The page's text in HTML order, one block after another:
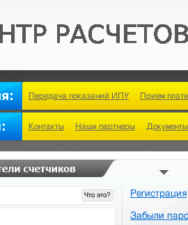
Контакты Наши партнеры Документы
Передача показаний ИПУ Прием
Что это? Регистрация
Забыли